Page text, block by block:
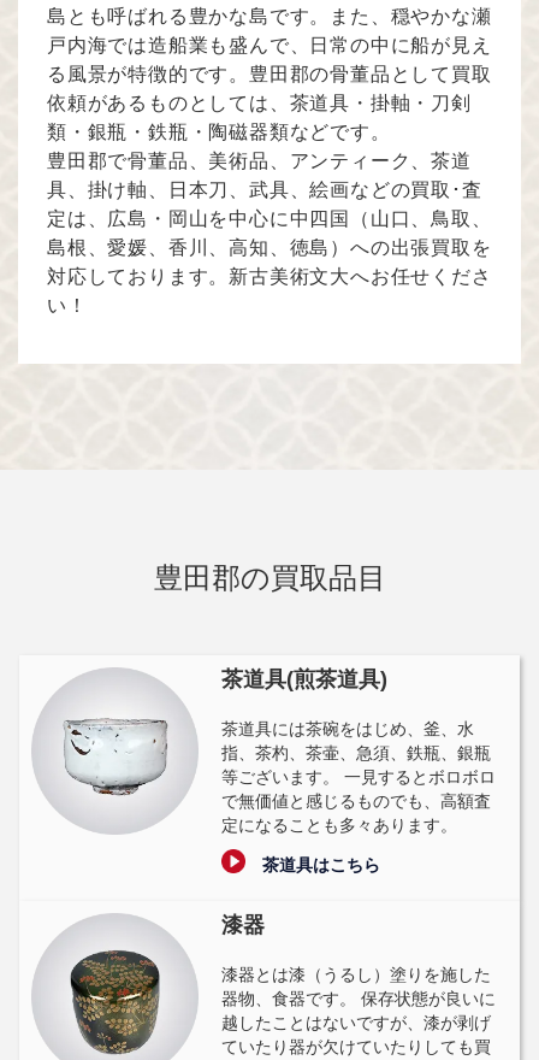
島とも呼ばれる豊かな島です。また、穏やかな瀬
戸内海では造船業も盛んで、日常の中に船が見え
る風景が特徴的です。豊田郡の骨董品として買取
依頼があるものとしては、茶道具・掛軸・刀剣
類・銀瓶・鉄瓶・陶磁器類などです。
豊田郡で骨董品、美術品、アンティーク、茶道
具、掛け軸、日本刀、武具、絵画などの買取･査
定は、広島・岡山を中心に中四国（山口、鳥取、
島根、愛媛、香川、高知、徳島）への出張買取を
対応しております。新古美術文大へお任せくださ
い！
豊田郡の買取品目
茶道具(煎茶道具)
茶道具には茶碗をはじめ、釜、水
指、茶杓、茶壷、急須、鉄瓶、銀瓶
等ございます。 一見するとボロボロ
で無価値と感じるものでも、高額査
定になることも多々あります。
茶道具はこちら
漆器
漆器とは漆（うるし）塗りを施した
器物、食器です。 保存状態が良いに
越したことはないですが、漆が剥げ
ていたり器が欠けていたりしても買